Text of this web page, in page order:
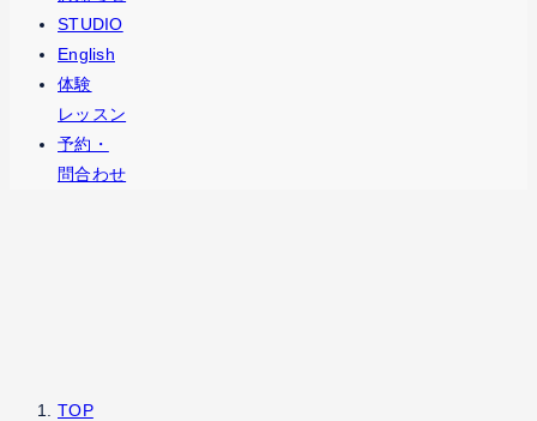
STUDIO
English
体験
レッスン
予約・
問合わせ
TOP